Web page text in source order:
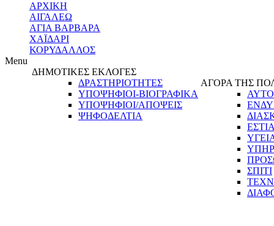
ΑΡΧΙΚΗ
ΑΙΓΑΛΕΩ
ΑΓΙΑ ΒΑΡΒΑΡΑ
ΧΑΪΔΑΡΙ
ΚΟΡΥΔΑΛΛΟΣ
Menu
ΔΗΜΟΤΙΚΕΣ ΕΚΛΟΓΕΣ
ΔΡΑΣΤΗΡΙΟΤΗΤΕΣ
ΥΠΟΨΗΦΙΟΙ-ΒΙΟΓΡΑΦΙΚΑ
ΥΠΟΨΗΦΙΟΙ/ΑΠΟΨΕΙΣ
ΨΗΦΟΔΕΛΤΙΑ
ΑΓΟΡΑ ΤΗΣ
ΣΠΙΤΙ